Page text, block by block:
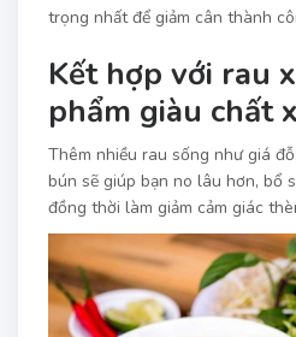
trọng nhất để giảm cân thành
Kết hợp với rau
phẩm giàu chất
Thêm nhiều rau sống như giá
bún sẽ giúp bạn no lâu hơn, bổ
đồng thời làm giảm cảm giác